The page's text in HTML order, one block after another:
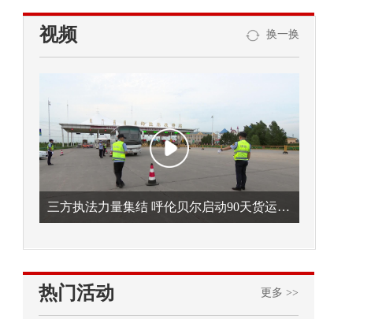
视频 换一换
三方执法力量集结 呼伦贝尔启动90天货运车辆违法专项整治
热门活动 更多 >>